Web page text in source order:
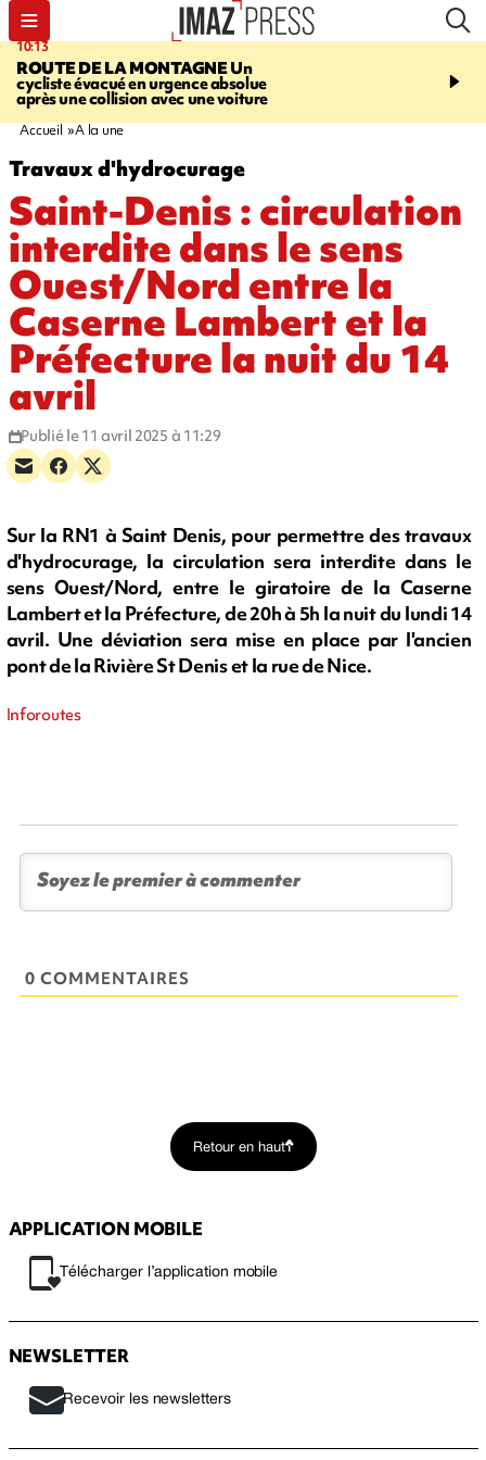
10:13
ROUTE DE LA MONTAGNEUn
cycliste évacué en urgence absolue
après une collision avec une voiture
12:23
peuvent éclater et
Accueil A la une
Travaux d'hydrocurage
Saint-Denis : circulation
interdite dans le sens
Ouest/Nord entre la
Caserne Lambert et la
Préfecture la nuit du 14
avril
Publié le 11 avril 2025 à 11:29
Sur la RN1 à Saint Denis, pour permettre des travaux
d'hydrocurage, la circulation sera interdite dans le
sens Ouest/Nord, entre le giratoire de la Caserne
Lambert et la Préfecture, de 20h à 5h la nuit du lundi 14
avril. Une déviation sera mise en place par l'ancien
pont de la Rivière St Denis et la rue de Nice.
Inforoutes
0 COMMENTAIRES
Retour en haut
APPLICATION MOBILE
Télécharger l’application mobile
NEWSLETTER
Recevoir les newsletters